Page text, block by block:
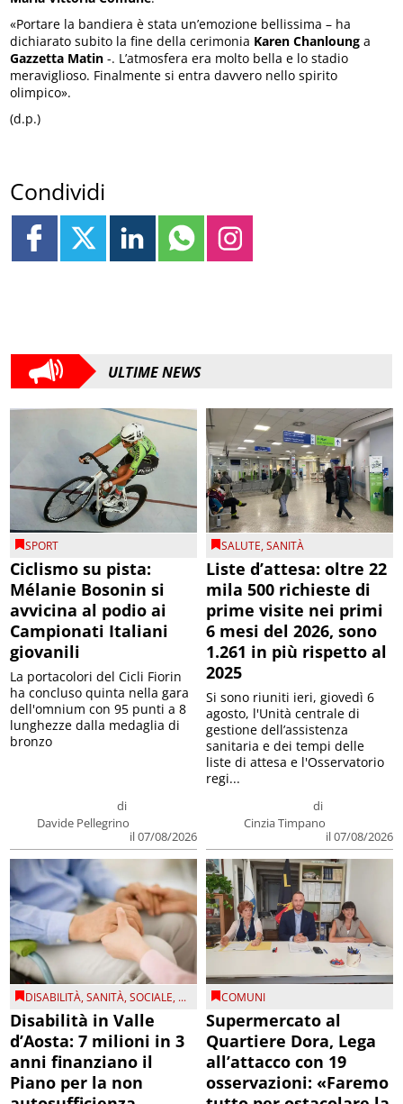
«Portare la bandiera è stata un’emozione bellissima – ha
dichiarato subito la fine della cerimonia Karen Chanloung a
Gazzetta Matin -. L’atmosfera era molto bella e lo stadio
meraviglioso. Finalmente si entra davvero nello spirito
olimpico».
(d.p.)
Condividi
ULTIME NEWS
SPORT
Ciclismo su pista:
Mélanie Bosonin si
avvicina al podio ai
Campionati Italiani
giovanili
di
Davide Pellegrino
il 07/08/2026
La portacolori del Cicli Fiorin
ha concluso quinta nella gara
dell'omnium con 95 punti a 8
lunghezze dalla medaglia di
bronzo
SALUTE,SANITÀ
Liste d’attesa: oltre 22
mila 500 richieste di
prime visite nei primi
6 mesi del 2026, sono
1.261 in più rispetto al
2025
di
Cinzia Timpano
il 07/08/2026
Si sono riuniti ieri, giovedì 6
agosto, l'Unità centrale di
gestione dell’assistenza
sanitaria e dei tempi delle
liste di attesa e l'Osservatorio
regi...
DISABILITÀ,SANITÀ,SOCIALE, ...
Disabilità in Valle
d’Aosta: 7 milioni in 3
anni finanziano il
Piano per la non
COMUNI
Supermercato al
Quartiere Dora, Lega
all’attacco con 19
osservazioni: «Faremo